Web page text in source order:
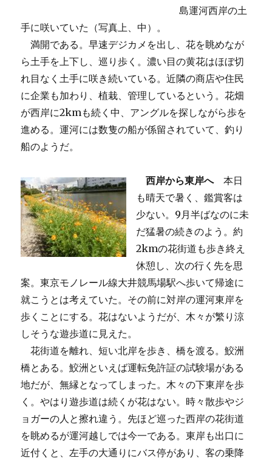
島運河西岸の土
手に咲いていた（写真上、中）。
満開である。早速デジカメを出し、花を眺めなが
ら土手を上下し、巡り歩く。濃い目の黄花はほぼ切
れ目なく土手に咲き続いている。近隣の商店や住民
に企業も加わり、植栽、管理しているという。花畑
が西岸に2kmも続く中、アングルを探しながら歩を
進める。運河には数隻の船が係留されていて、釣り
船のようだ。
西岸から東岸へ本日
も晴天で暑く、鑑賞客は
少ない。9月半ばなのに未
だ猛暑の続きのよう。約
2kmの花街道も歩き終え
休憩し、次の行く先を思
案。東京モノレール線大井競馬場駅へ歩いて帰途に
就こうとは考えていた。その前に対岸の運河東岸を
歩くことにする。花はないようだが、木々が繁り涼
しそうな遊歩道に見えた。
花街道を離れ、短い北岸を歩き、橋を渡る。鮫洲
橋とある。鮫洲といえば運転免許証の試験場がある
地だが、無縁となってしまった。木々の下東岸を歩
く。やはり遊歩道は続くが花はない。時々散歩やジ
ョガーの人と擦れ違う。先ほど巡った西岸の花街道
を眺めるが運河越しでは今一である。東岸も出口に
近付くと、左手の大通りにバス停があり、客の乗降